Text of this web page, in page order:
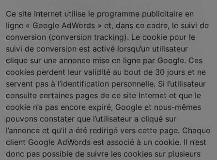
Ce site Internet utilise le programme publicitaire en
ligne « Google AdWords » et, dans ce cadre, le suivi de
conversion (conversion tracking). Le cookie pour le
suivi de conversion est activé lorsqu’un utilisateur
clique sur une annonce mise en ligne par Google. Ces
cookies perdent leur validité au bout de 30 jours et ne
servent pas à l’identification personnelle. Si l’utilisateur
consulte certaines pages de ce site Internet et que le
cookie n’a pas encore expiré, Google et nous-mêmes
pouvons constater que l’utilisateur a cliqué sur
l’annonce et qu’il a été redirigé vers cette page. Chaque
client Google AdWords est associé à un cookie. Il n’est
donc pas possible de suivre les cookies sur plusieurs